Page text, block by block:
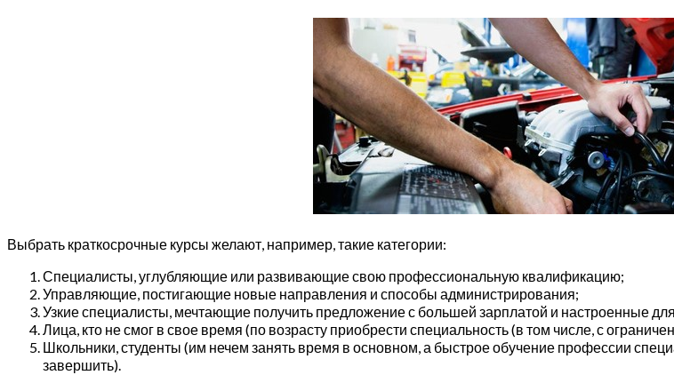
Выбрать краткосрочные курсы желают, например, такие категории:
Специалисты, углубляющие или развивающие свою профессиональную квалификацию;
Управляющие, постигающие новые направления и способы администрирования;
Узкие специалисты, мечтающие получить предложение с большей зарплатой и настроенные
Лица, кто не смог в свое время (по возрасту приобрести специальность (в том числе, с
Школьники, студенты (им нечем занять время в основном, а быстрое обучение профессии
завершить).